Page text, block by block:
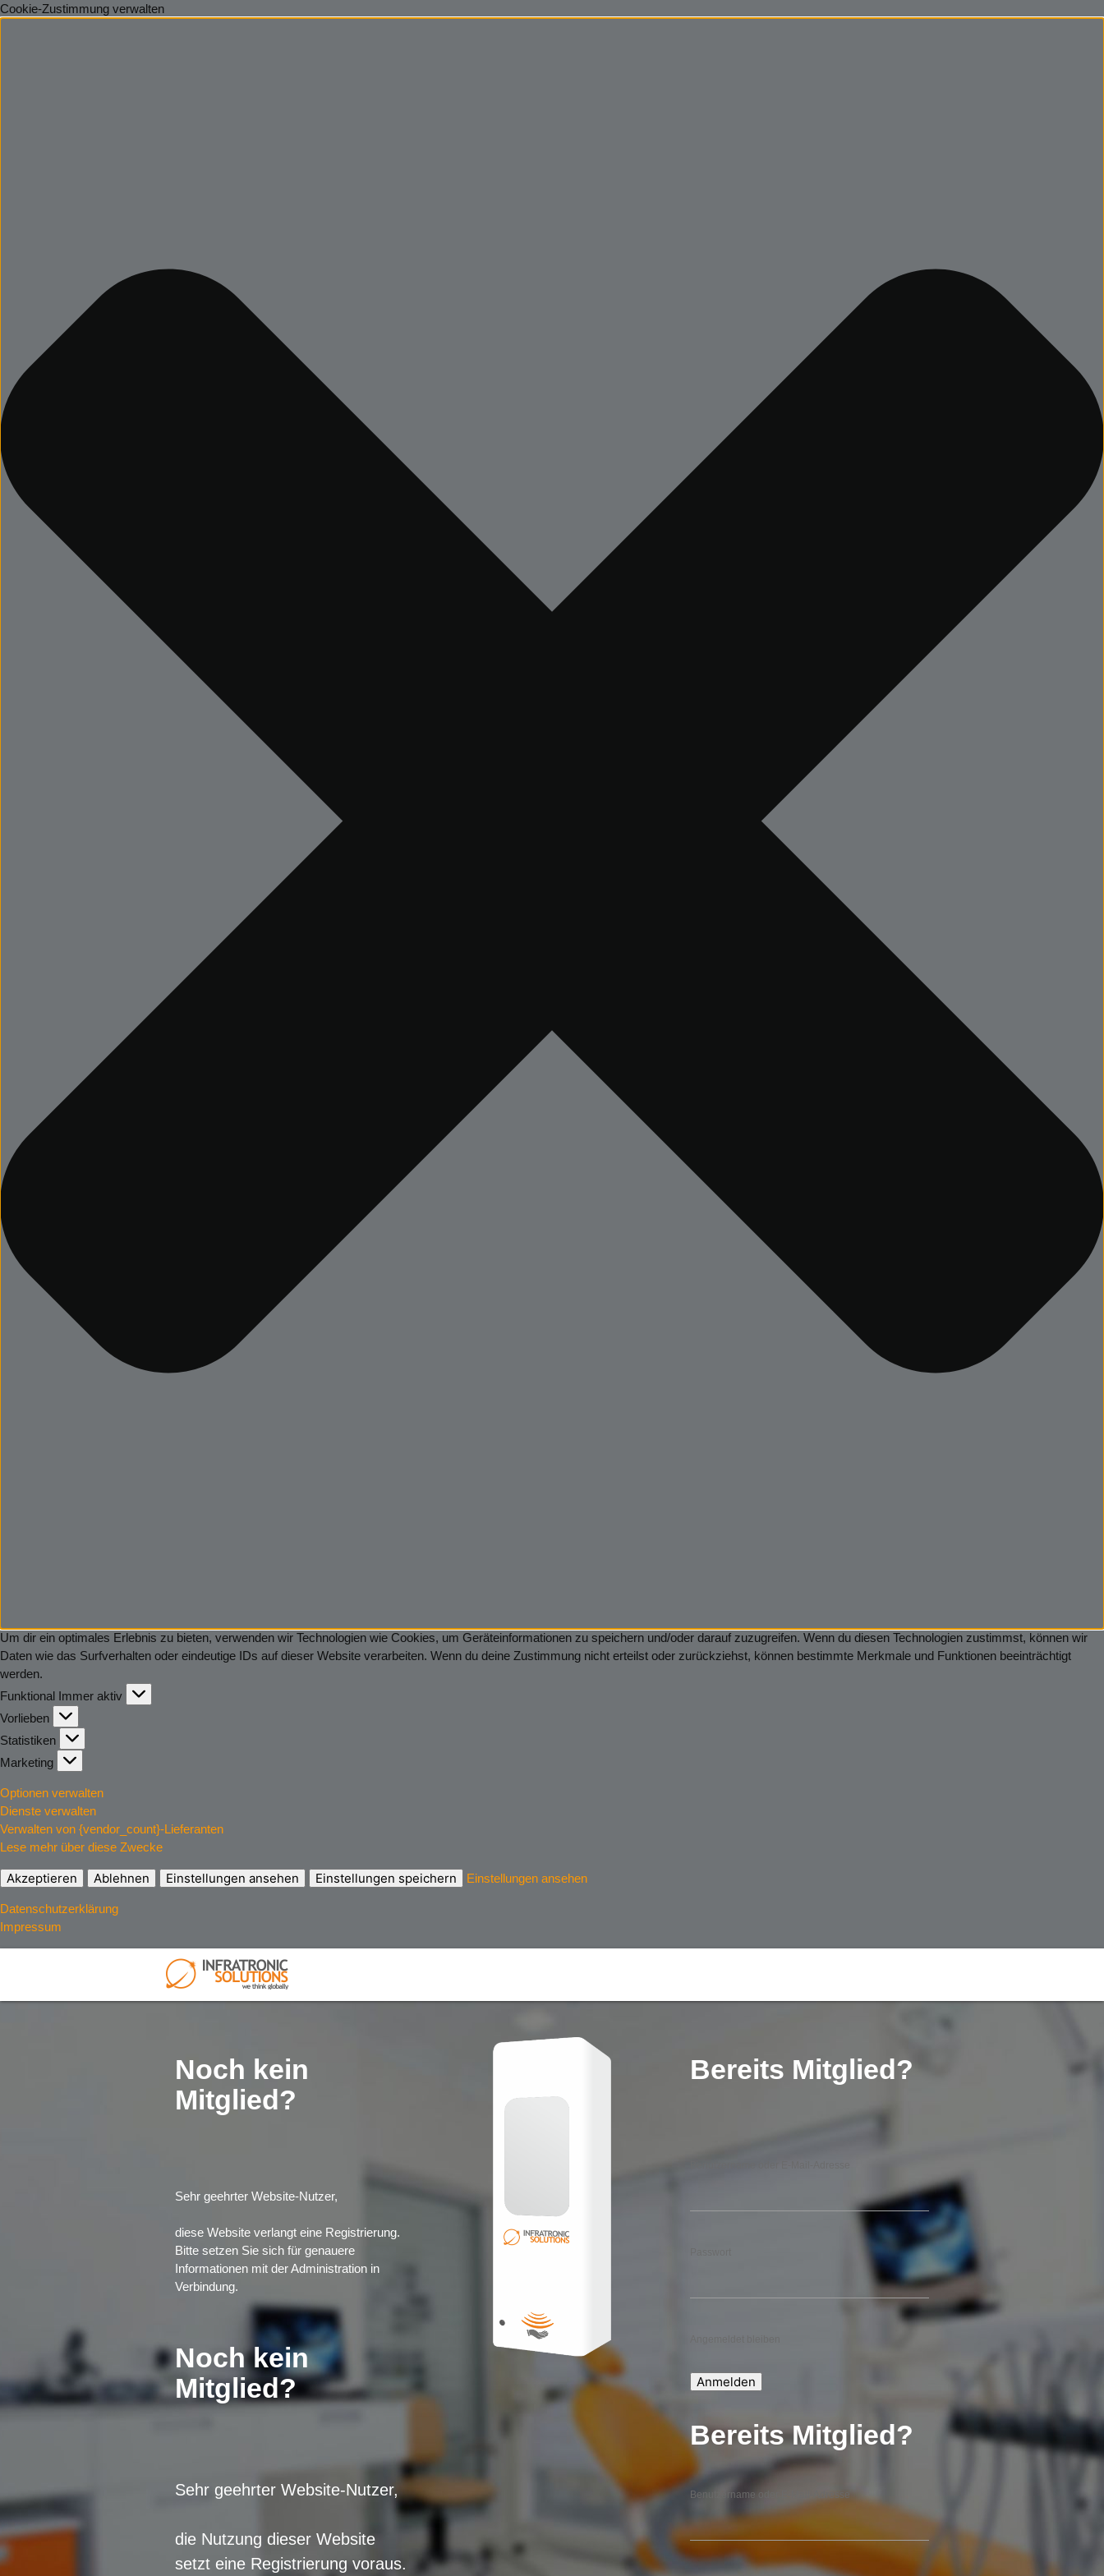
Cookie-Zustimmung verwalten
Um dir ein optimales Erlebnis zu bieten, verwenden wir Technologien wie Cookies, um Geräteinformationen zu speichern und/oder darauf zuzugreifen. Wenn du diesen Technologien zustimmst, können wir
Daten wie das Surfverhalten oder eindeutige IDs auf dieser Website verarbeiten. Wenn du deine Zustimmung nicht erteilst oder zurückziehst, können bestimmte Merkmale und Funktionen beeinträchtigt
werden.
Funktional Funktional
Immer aktiv
Vorlieben
Vorlieben
Statistiken Statistiken
Marketing Marketing
Optionen verwalten
Dienste verwalten
Verwalten von {vendor_count}-Lieferanten
Lese mehr über diese Zwecke
Akzeptieren Ablehnen Einstellungen ansehen Einstellungen speichern Einstellungen ansehen
Datenschutzerklärung
Impressum
Noch kein
Mitglied?
Sehr geehrter Website-Nutzer,
diese Website verlangt eine Registrierung.
Bitte setzen Sie sich für genauere
Informationen mit der Administration in
Verbindung.
Noch kein
Mitglied?
Sehr geehrter Website-Nutzer,
die Nutzung dieser Website
setzt eine Registrierung voraus.
Bereits Mitglied?
Bereits Mitglied?
Benutzername oder E-Mail-Adresse